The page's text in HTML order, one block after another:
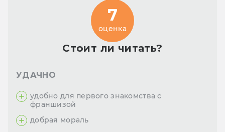
Стоит ли читать?
7
оценка
УДАЧНО
удобно для первого знакомства с
франшизой
добрая мораль